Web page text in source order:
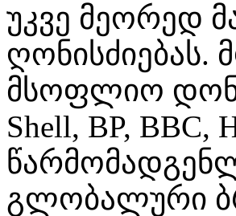
უკვე მეორედ
ღონისძიებას.
მსოფლიო
Shell, BP, BBC,
გლობალური